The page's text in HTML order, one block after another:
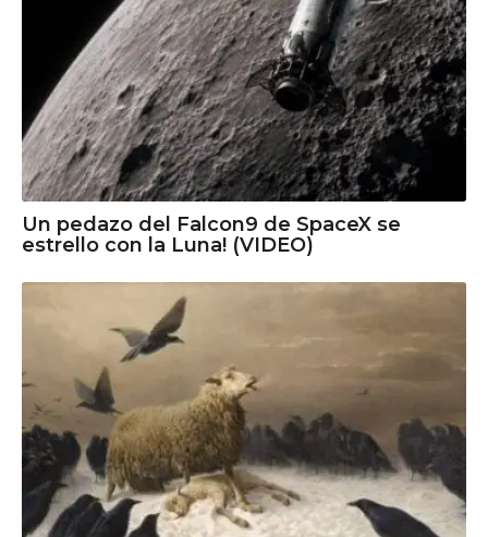
Un pedazo del Falcon9 de SpaceX se
estrello con la Luna! (VIDEO)